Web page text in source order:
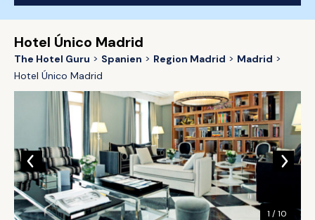
Hotel Único Madrid
The Hotel Guru Spanien Region Madrid
Madrid
Hotel Único Madrid
1 / 10